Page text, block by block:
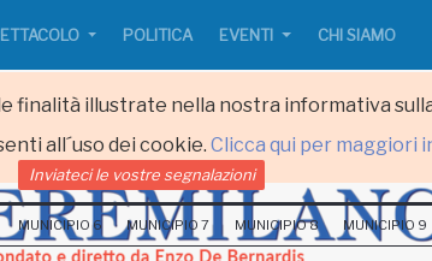
finalità illustrate nella nostra informativa
all´uso dei cookie. Clicca qui per maggiori
POLITICA EVENTI CHI SIAMO
Inviateci le vostre segnalazioni
MUNICIPIO 6 MUNICIPIO 7 MUNICIPIO 8 MUNICIPIO 9